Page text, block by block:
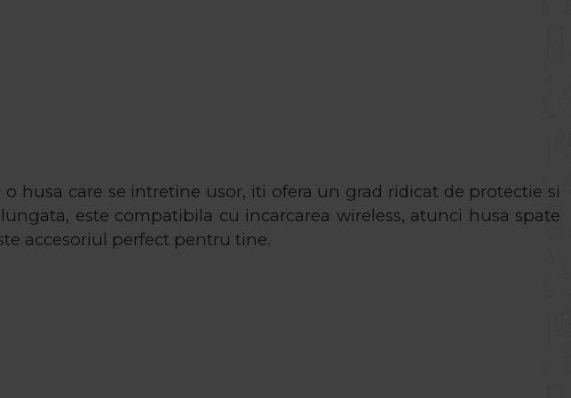
o husa care se intretine usor, iti ofera un grad ridicat de protectie si
este compatibila cu incarcarea wireless, atunci husa spate
accesoriul perfect pentru tine.